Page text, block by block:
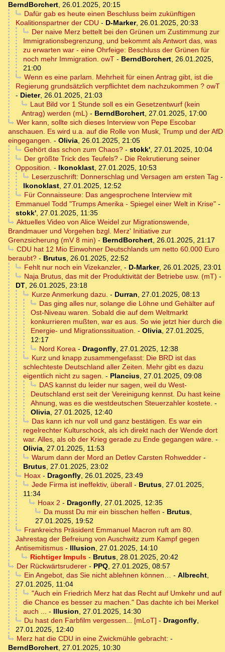
BerndBorchert, 26.01.2025, 20:15
Dafür gab es heute einen Beschluss beim zukünftigen
Koalitionspartner der CDU - D-Marker, 26.01.2025, 20:33
Der naive Merz bettelt bei den Grünen um Zustimmung zur
Immigrationsbegrenzung, und bekommt als Antwort das, was
zu erwarten war - eine Ohrfeige: Beschluss der Grünen für
noch mehr Immigration. owT - BerndBorchert, 26.01.2025,
21:00
Wenn es eine parlam. Mehrheit für einen Antrag gibt, ist die
Regierung grundsätzlich verpflichtet dem nachzukommen ? owT
- Dieter, 26.01.2025, 21:03
Laut Bild vor 1 Stunde soll es ein Gesetzentwurf (kein
Antrag) werden (mL) - BerndBorchert, 27.01.2025, 17:00
Wer kann, sollte sich dieses Interview von Pepe Escobar
anschauen. Es wird u.a. auf die Rolle von Musk, Trump und der AfD
eingegangen. - Olivia, 26.01.2025, 21:05
Gehört das schon zum Chaos?- stokk', 27.01.2025, 10:04
Der größte Trick des Teufels? - Die Rekrutierung seiner
Opposition. - Ikonoklast, 27.01.2025, 10:53
Leserzuschrift: Donnerschlag und Versagen am ersten Tag -
Ikonoklast, 27.01.2025, 12:52
Für Connaisseure: Das angesprochene Interview mit
Emmanuel Todd "Trumps Amerika - Spiegel einer Welt in Krise" -
stokk', 27.01.2025, 11:35
Aktuelles Video von Alice Weidel zur Migrationswende,
Brandmauer und Vorgehen bzgl. Merz' Initiative zur
Grenzsicherung (mV 8 min) - BerndBorchert, 26.01.2025, 21:17
CDU hat 12 Mio Einwohner Deutschlands um netto 60.000 Euro
beraubt? - Brutus, 26.01.2025, 22:52
Fehlt nur noch ein Vizekanzler, - D-Marker, 26.01.2025, 23:01
Naja Brutus, das mit der Produktivität der Betriebe usw. (mT) -
DT, 26.01.2025, 23:18
Kurze Anmerkung dazu. - Durran, 27.01.2025, 08:13
Das ging alles nur, solange die Löhne und Gehälter auf
Ost-Niveau waren. Sobald die auf dem Weltmarkt
konkurrieren mußten, war es aus. So wie jetzt hier durch die
Energie- und Migrationssituation. - Olivia, 27.01.2025,
12:17
Nord Korea- Dragonfly, 27.01.2025, 12:38
Kurz und knapp zusammengefasst: Die BRD ist das
schlechteste Deutschland aller Zeiten. Mehr gibt es dazu
eigentlich nicht zu sagen. - Plancius, 27.01.2025, 09:08
DAS kannst du leider nur sagen, weil du West-
Deutschland erst seit der Vereinigung kennst. Du hast keine
Ahnung, was es die westdeutschen Steuerzahler kostete. -
Olivia, 27.01.2025, 12:40
Das kann ich nur voll und ganz bestätigen. Es war ein
regelrechter Kulturschock, als ich direkt nach der Wende dort
war. Alles, als ob der Krieg gerade zu Ende gegangen wäre. -
Olivia, 27.01.2025, 11:53
Warum dann der Mord an Detlev Carsten Rohwedder-
Brutus, 27.01.2025, 23:02
Hoax- Dragonfly, 26.01.2025, 23:49
Jede Firma ist ineffektiv, überall- Brutus, 27.01.2025,
11:34
Hoax 2 - Dragonfly, 27.01.2025, 12:35
Da musst Du mir ein bisschen helfen - Brutus,
27.01.2025, 19:52
Frankreichs Präsident Emmanuel Macron ruft am 80.
Jahrestag der Befreiung von Auschwitz zum Kampf gegen
Antisemitismus - Illusion, 27.01.2025, 14:10
Richtiger Impuls- Brutus, 28.01.2025, 20:42
Der Rückwärtsruderer- PPQ, 27.01.2025, 08:57
Ein Angebot, das Sie nicht ablehnen können… - Albrecht,
27.01.2025, 11:04
"Auch ein Friedrich Merz hat das Recht auf Umkehr und auf
die Chance es besser zu machen." Das dachte ich bei Merkel
auch ... - Illusion, 27.01.2025, 14:30
Du hast den Farbfilm vergessen... [mLoT] - Dragonfly,
27.01.2025, 12:40
Merz hat die CDU in eine Zwickmühle gebracht: -
BerndBorchert, 27.01.2025, 10:30